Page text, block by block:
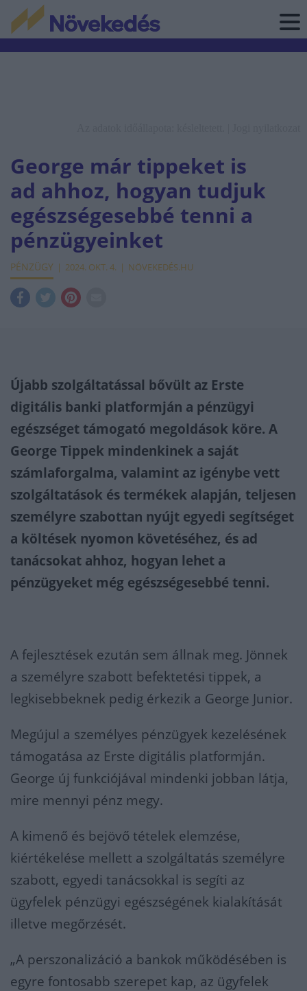
George már tippeket is
ad ahhoz, hogyan tudjuk
egészségesebbé tenni a
pénzügyeinket
PÉNZÜGY 2024. OKT. 4. NÖVEKEDÉS.HU
Újabb szolgáltatással bővült az Erste
digitális banki platformján a pénzügyi
egészséget támogató megoldások köre. A
George Tippek mindenkinek a saját
számlaforgalma, valamint az igénybe vett
szolgáltatások és termékek alapján, teljesen
személyre szabottan nyújt egyedi segítséget
a költések nyomon követéséhez, és ad
tanácsokat ahhoz, hogyan lehet a
pénzügyeket még egészségesebbé tenni.
A fejlesztések ezután sem állnak meg. Jönnek
a személyre szabott befektetési tippek, a
legkisebbeknek pedig érkezik a George Junior.
Megújul a személyes pénzügyek kezelésének
támogatása az Erste digitális platformján.
George új funkciójával mindenki jobban látja,
mire mennyi pénz megy.
A kimenő és bejövő tételek elemzése,
kiértékelése mellett a szolgáltatás személyre
szabott, egyedi tanácsokkal is segíti az
ügyfelek pénzügyi egészségének kialakítását
illetve megőrzését.
„A perszonalizáció a bankok működésében is
egyre fontosabb szerepet kap, az ügyfelek